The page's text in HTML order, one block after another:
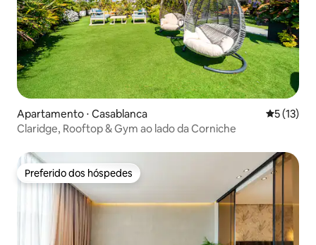
Apartamento ⋅ Casablanca 5 de uma
5 (13)
Claridge, Rooftop & Gym ao lado da Corniche
Preferido dos hóspedes
Preferido dos hóspedes